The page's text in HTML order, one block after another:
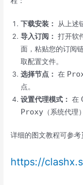
下载安装：
从上述
导入订阅： 打开软
面，粘贴您的订阅
取配置文件。
选择节点： 在
点。
设置代理模式： 在
Proxy （系统代理
详细的图文教程可参考
https://